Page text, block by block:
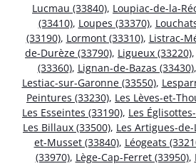
Lucmau (33840), Loupiac-de-la-
(33410), Loupes (33370),
(33190), Lormont (33310), Listrac-
de-Durèze (33790), Ligueux (33220),
(33360), Lignan-de-Bazas (33430),
Lestiac-sur-Garonne (33550),
Peintures (33230), Les Lèves-et-
Les Esseintes (33190), Les
Les Billaux (33500), Les Artigues-de-
et-Musset (33840), Léogeats
(33970), Lège-Cap-Ferret (33950),